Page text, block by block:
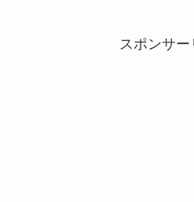
スポンサー